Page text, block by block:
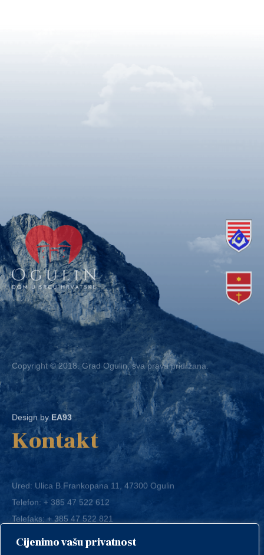
Cijenimo vašu privatnost
Copyright © 2018. Grad Ogulin, sva prava pridržana.
Design byEA93
Kontakt
Ured: Ulica B.Frankopana 11, 47300 Ogulin
Telefon:+ 385 47 522 612
Telefaks:+ 385 47 522 821
E-mail:grad-ogulin@ogulin.hr